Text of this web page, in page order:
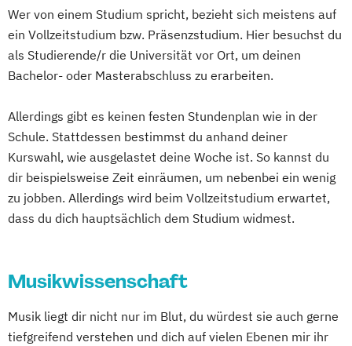
Wer von einem Studium spricht, bezieht sich meistens auf
ein Vollzeitstudium bzw. Präsenzstudium. Hier besuchst du
als Studierende/r die Universität vor Ort, um deinen
Bachelor- oder Masterabschluss zu erarbeiten.
Allerdings gibt es keinen festen Stundenplan wie in der
Schule. Stattdessen bestimmst du anhand deiner
Kurswahl, wie ausgelastet deine Woche ist. So kannst du
dir beispielsweise Zeit einräumen, um nebenbei ein wenig
zu jobben. Allerdings wird beim Vollzeitstudium erwartet,
dass du dich hauptsächlich dem Studium widmest.
Musikwissenschaft
Musik liegt dir nicht nur im Blut, du würdest sie auch gerne
tiefgreifend verstehen und dich auf vielen Ebenen mir ihr